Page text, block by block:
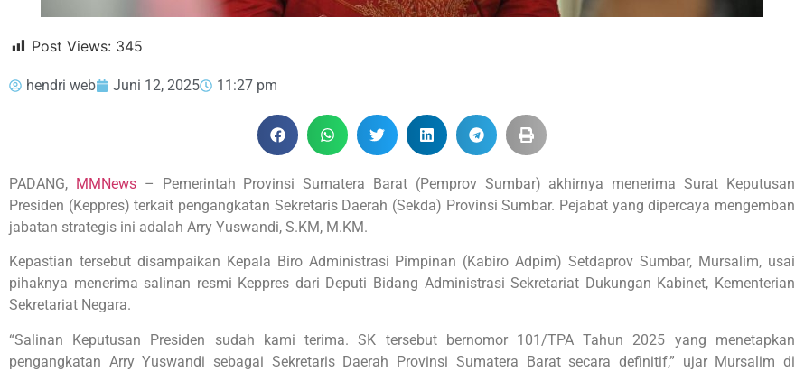
Post Views: 345
hendri web Juni 12, 2025 11:27 pm
PADANG, MMNews– Pemerintah Provinsi Sumatera Barat (Pemprov Sumbar) akhirnya menerima Surat Keputusan
Presiden (Keppres) terkait pengangkatan Sekretaris Daerah (Sekda) Provinsi Sumbar. Pejabat yang dipercaya mengemban
jabatan strategis ini adalah Arry Yuswandi, S.KM, M.KM.
Kepastian tersebut disampaikan Kepala Biro Administrasi Pimpinan (Kabiro Adpim) Setdaprov Sumbar, Mursalim, usai
pihaknya menerima salinan resmi Keppres dari Deputi Bidang Administrasi Sekretariat Dukungan Kabinet, Kementerian
Sekretariat Negara.
“Salinan Keputusan Presiden sudah kami terima. SK tersebut bernomor 101/TPA Tahun 2025 yang menetapkan
pengangkatan Arry Yuswandi sebagai Sekretaris Daerah Provinsi Sumatera Barat secara definitif,” ujar Mursalim di